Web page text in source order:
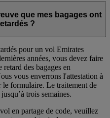
que mes bagages ont
?
pour un vol Emirates
années, vous devez faire
des bagages en
vous enverrons l'attestation à
le formulaire. Le traitement de
trois semaines.
en partage de code, veuillez